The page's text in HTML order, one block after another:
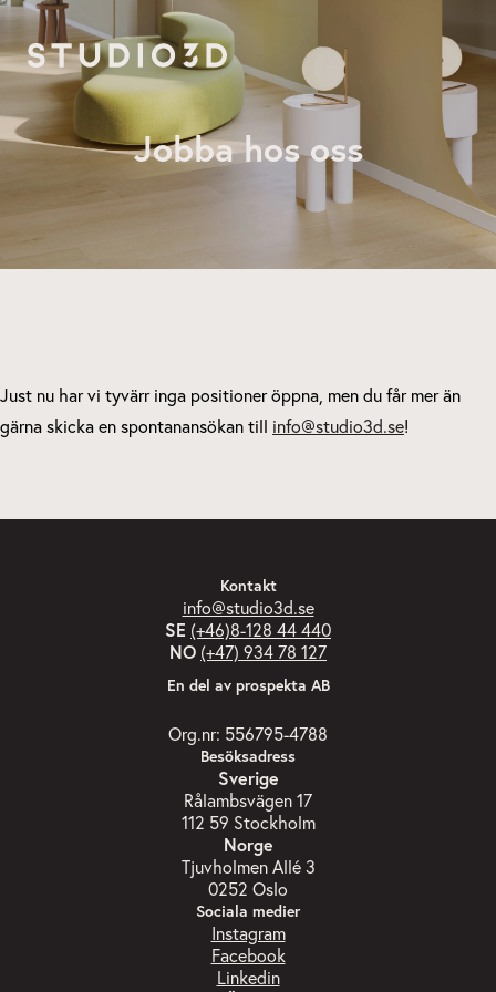
Hoppa
innehåll
Jobba hos oss
Just nu har vi tyvärr inga positioner öppna, men du får mer än
gärna skicka en spontanansökan till info@studio3d.se!
Kontakt
info@studio3d.se
SE (+46)8-128 44 440
NO (+47) 934 78 127
En del av prospekta AB
Org.nr: 556795-4788
Besöksadress
Sverige
Rålambsvägen 17
112 59 Stockholm
Norge
Tjuvholmen Allé 3
0252 Oslo
Sociala medier
Instagram
Facebook
Linkedin